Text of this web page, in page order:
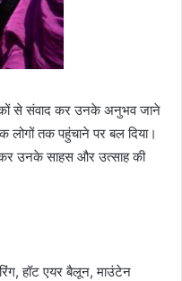
से संवाद कर उनके अनुभव जाने
तक पहुंचाने पर बल दिया।
कर उनके साहस और उत्साह की
हॉट एयर बैलून, माउंटेन